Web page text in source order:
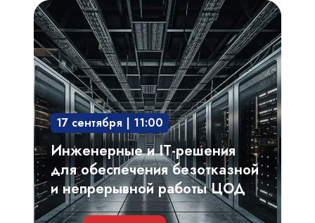
Инженерные
и
IT-
решения
для
обеспечения
безотказной
и
непрерывной
работы
ЦОД
17 сентября | 11:00
Инженерные и IT-решения
для обеспечения безотказной
и непрерывной работы ЦОД